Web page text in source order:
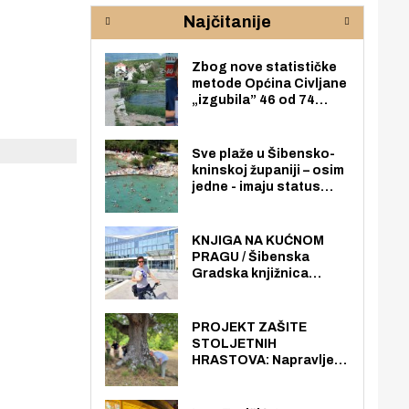
rijeke Krke
Najčitanije
Zbog nove statističke
metode Općina Civljane
„izgubila” 46 od 74
nego radno sposobnih
osoba među svojih 170
stanovnika.
Sve plaže u Šibensko-
kninskoj županiji – osim
jedne - imaju status
općoj upotrebi. Pristup
je slobodan i besplatan
za sve građane i
KNJIGA NA KUĆNOM
PRAGU / Šibenska
Gradska knjižnica
knjiga na kućnu adresu
električnim biciklom.
PROJEKT ZAŠITE
STOLJETNIH
HRASTOVA: Napravljen